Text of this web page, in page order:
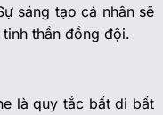
sáng tạo cá nhân sẽ
thần đồng đội.
là quy tắc bất di bất